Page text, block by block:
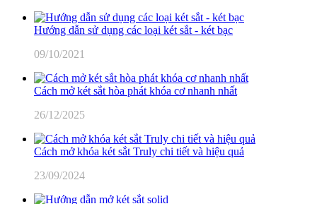
Hướng dẫn sử dụng các loại két sắt - két bạc
09/10/2021
Cách mở két sắt hòa phát khóa cơ nhanh nhất
26/12/2025
Cách mở khóa két sắt Truly chi tiết và hiệu quả
23/09/2024